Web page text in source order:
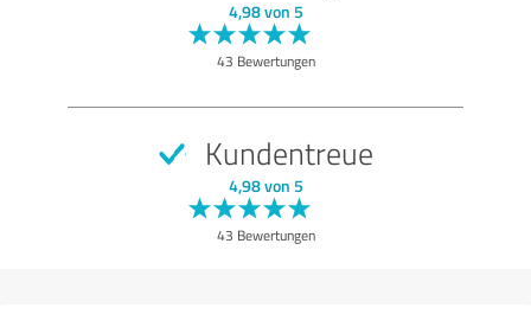
4,98 von 5
43 Bewertungen
Kundentreue
4,98 von 5
43 Bewertungen